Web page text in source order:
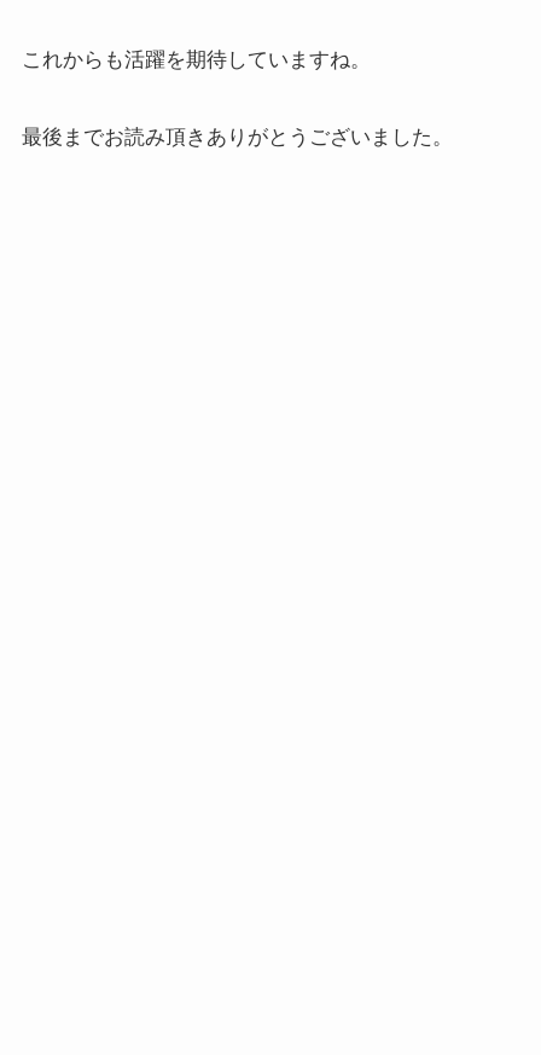
これからも活躍を期待していますね。
最後までお読み頂きありがとうございました。